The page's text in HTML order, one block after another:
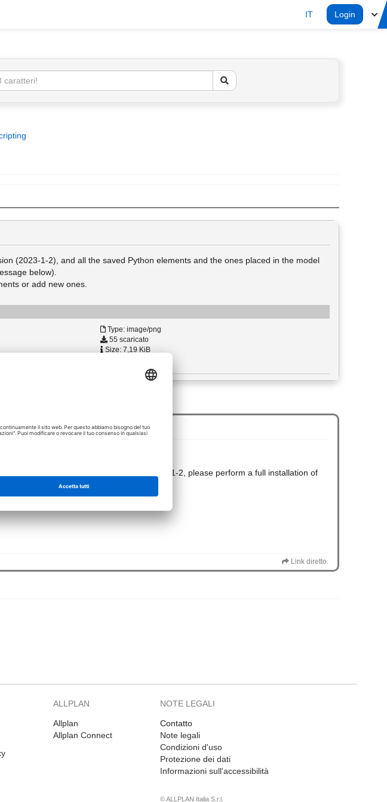
IT Login
(2023-1-2), and all the saved Python elements and the ones placed in the model
below).
or add new ones.
Type: image/png
55 scaricato
Size: 7,19 KiB
utile]
update of PythonParts in Allplan 2023-1-2, please perform a full installation of
Link diretto.
ALLPLAN
Allplan
Allplan Connect
NOTE LEGALI
Contatto
Note legali
Condizioni d'uso
Protezione dei dati
Informazioni sull'accessibilità
© ALLPLAN Italia S.r.l.